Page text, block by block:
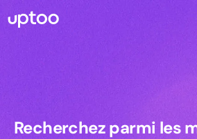
Recherchez parmi les
Recherchez parmi les